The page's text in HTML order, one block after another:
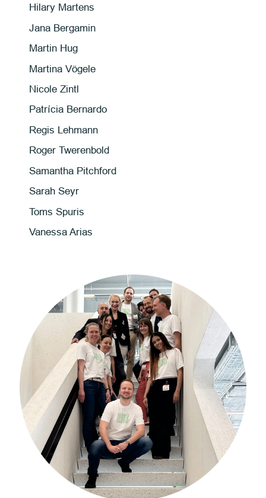
Hilary Martens
Jana Bergamin
Martin Hug
Martina Vögele
Nicole Zintl
Patrícia Bernardo
Regis Lehmann
Roger Twerenbold
Samantha Pitchford
Sarah Seyr
Toms Spuris
Vanessa Arias